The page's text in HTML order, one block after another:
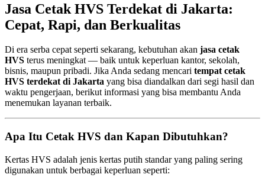
Jasa Cetak HVS Terdekat di Jakarta:
Cepat, Rapi, dan Berkualitas
Di era serba cepat seperti sekarang, kebutuhan akan jasa cetak
HVS terus meningkat — baik untuk keperluan kantor, sekolah,
bisnis, maupun pribadi. Jika Anda sedang mencari tempat cetak
HVS terdekat di Jakarta yang bisa diandalkan dari segi hasil dan
waktu pengerjaan, berikut informasi yang bisa membantu Anda
menemukan layanan terbaik.
Apa Itu Cetak HVS dan Kapan Dibutuhkan?
Kertas HVS adalah jenis kertas putih standar yang paling sering
digunakan untuk berbagai keperluan seperti: